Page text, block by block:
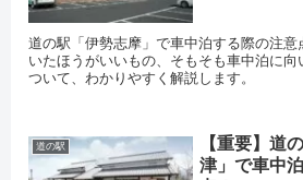
道の駅「伊勢志摩」で車中泊する際の注意
いたほうがいいもの、そもそも車中泊に向
ついて、わかりやすく解説します。
道の駅
【重要】道
津」で車中